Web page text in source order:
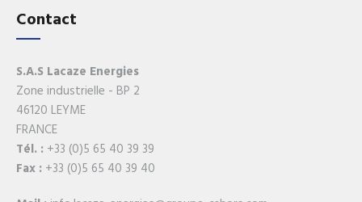
Contact
S.A.S Lacaze Energies
Zone industrielle - BP 2
46120 LEYME
FRANCE
Tél. :+33 (0)5 65 40 39 39
Fax :+33 (0)5 65 40 39 40